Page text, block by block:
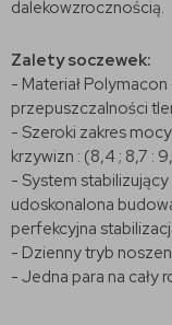
dalekowzrocznością.
Zalety soczewek:
- Materiał
przepuszczalności
- Szeroki zakres
krzywizn : (8,4 ; 8,7 :
- System
udoskonalona
perfekcyjna
- Dzienny tryb
- Jedna para na cały